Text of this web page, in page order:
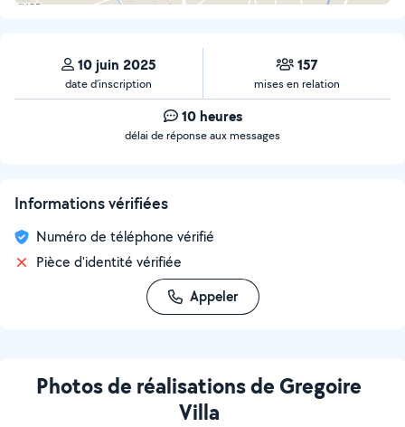
10 juin 2025
date d’inscription
157
mises en relation
10 heures
délai de réponse aux messages
Informations vérifiées
Numéro de téléphone vérifié
Pièce d'identité vérifiée
Appeler
Photos de réalisations de Gregoire
Villa